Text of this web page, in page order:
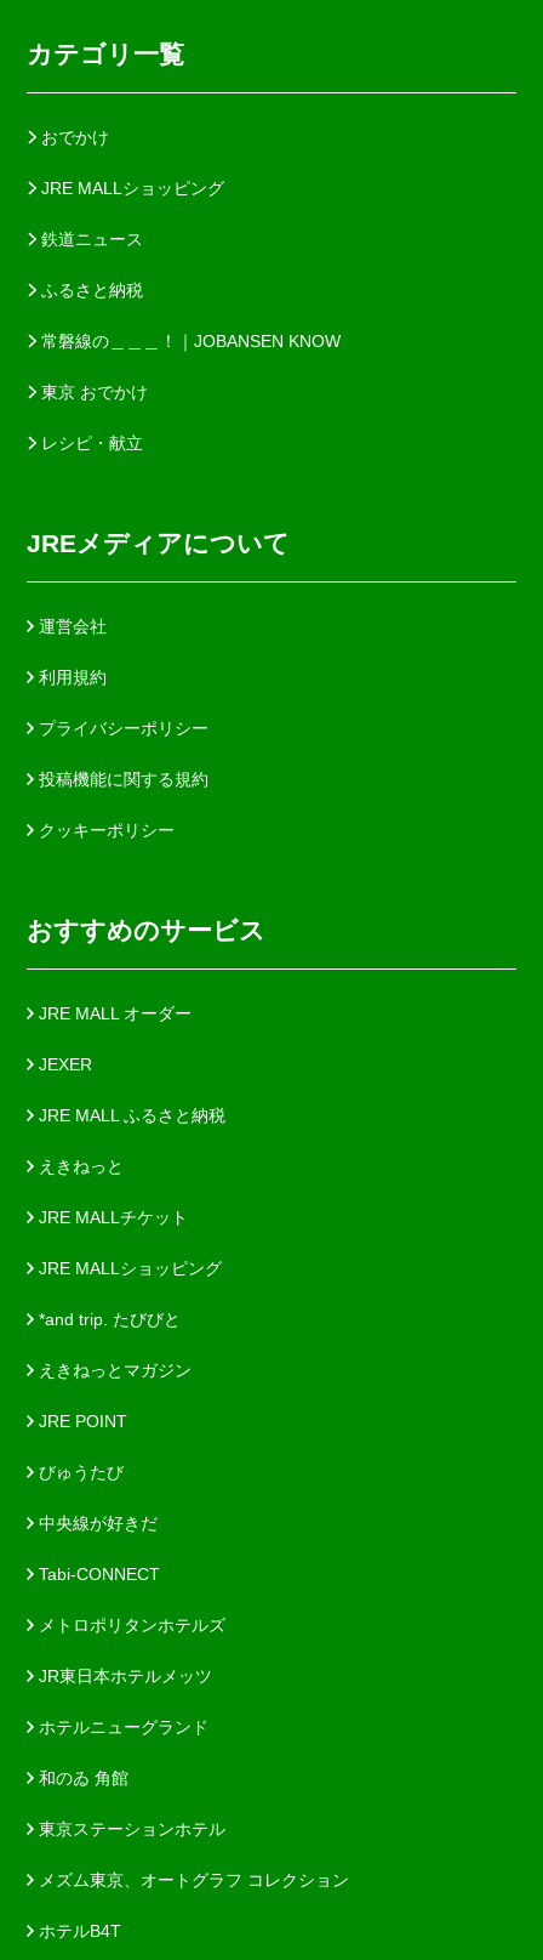
カテゴリ一覧
おでかけ
JRE MALLショッピング
鉄道ニュース
ふるさと納税
常磐線の＿＿＿！｜JOBANSEN KNOW
東京 おでかけ
レシピ・献立
JREメディアについて
運営会社
利用規約
プライバシーポリシー
投稿機能に関する規約
クッキーポリシー
おすすめのサービス
JRE MALL オーダー
JEXER
JRE MALL ふるさと納税
えきねっと
JRE MALLチケット
JRE MALLショッピング
*and trip. たびびと
えきねっとマガジン
JRE POINT
びゅうたび
中央線が好きだ
Tabi-CONNECT
メトロポリタンホテルズ
JR東日本ホテルメッツ
ホテルニューグランド
和のゐ 角館
東京ステーションホテル
メズム東京、オートグラフ コレクション
ホテルB4T